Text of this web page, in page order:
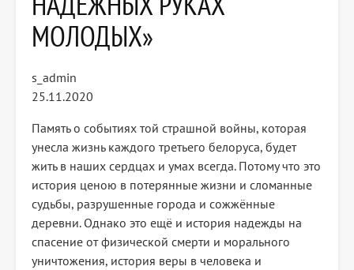
МОЛОДЫХ»
s_admin
25.11.2020
Память о событиях той страшной войны, которая
унесла жизнь каждого третьего белоруса, будет
жить в наших сердцах и умах всегда. Потому что это
история ценою в потерянные жизни и сломанные
судьбы, разрушенные города и сожжённые
деревни. Однако это ещё и история надежды на
спасение от физической смерти и морального
уничтожения, история веры в человека и